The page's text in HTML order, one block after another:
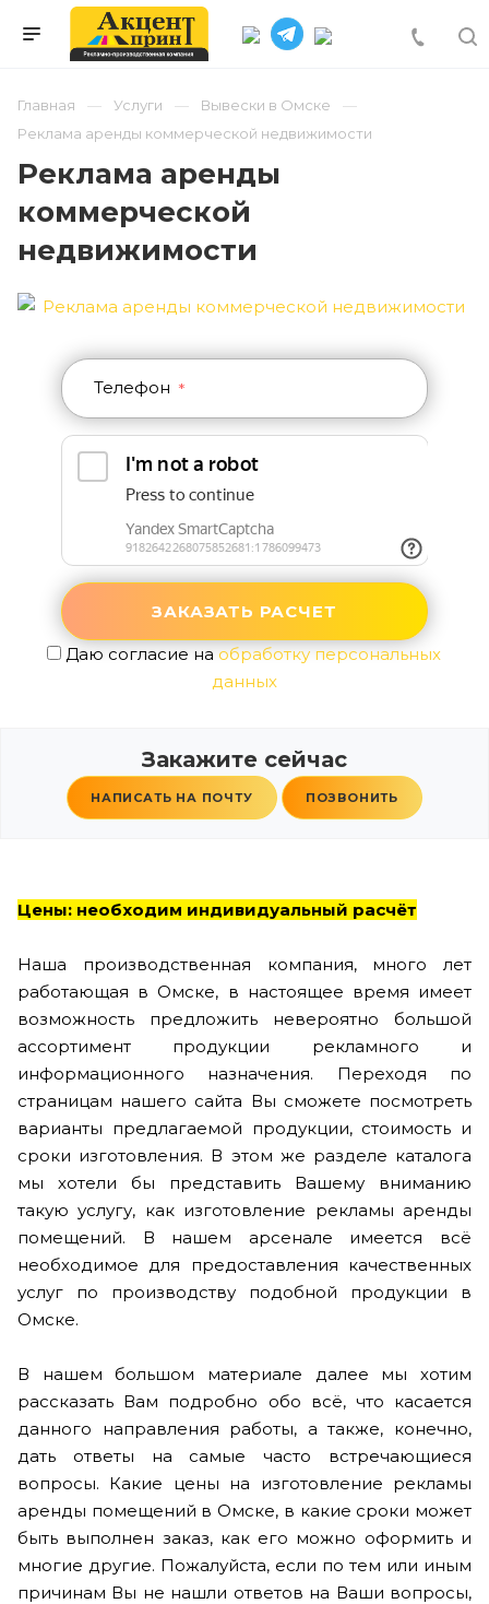
Главная Услуги
Вывески в Омске
Реклама аренды коммерческой недвижимости
Реклама аренды
коммерческой
недвижимости
Телефон *
Даю согласие на обработку персональных
данных
Закажите сейчас
НАПИСАТЬ НА ПОЧТУ ПОЗВОНИТЬ
Цены: необходим индивидуальный расчёт
Наша производственная компания, много лет
работающая в Омске, в настоящее время имеет
возможность предложить невероятно большой
ассортимент продукции рекламного и
информационного назначения. Переходя по
страницам нашего сайта Вы сможете посмотреть
варианты предлагаемой продукции, стоимость и
сроки изготовления. В этом же разделе каталога
мы хотели бы представить Вашему вниманию
такую услугу, как изготовление рекламы аренды
помещений. В нашем арсенале имеется всё
необходимое для предоставления качественных
услуг по производству подобной продукции в
Омске.
В нашем большом материале далее мы хотим
рассказать Вам подробно обо всё, что касается
данного направления работы, а также, конечно,
дать ответы на самые часто встречающиеся
вопросы. Какие цены на изготовление рекламы
аренды помещений в Омске, в какие сроки может
быть выполнен заказ, как его можно оформить и
многие другие. Пожалуйста, если по тем или иным
причинам Вы не нашли ответов на Ваши вопросы,